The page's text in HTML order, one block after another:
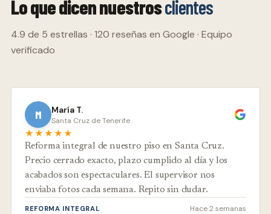
Lo que dicen nuestrosclientes
4.9 de 5 estrellas · 120 reseñas en Google · Equipo
verificado
M María T.
Santa Cruz de Tenerife
★★★★★
Reforma integral de nuestro piso en Santa Cruz.
Precio cerrado exacto, plazo cumplido al día y los
acabados son espectaculares. El supervisor nos
enviaba fotos cada semana. Repito sin dudar.
REFORMA INTEGRAL Hace 2 semanas